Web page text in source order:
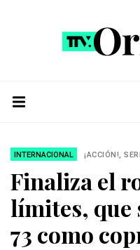
INTERNACIONAL ¡ACCIÓN!,
Finaliza el
límites, que
73 como